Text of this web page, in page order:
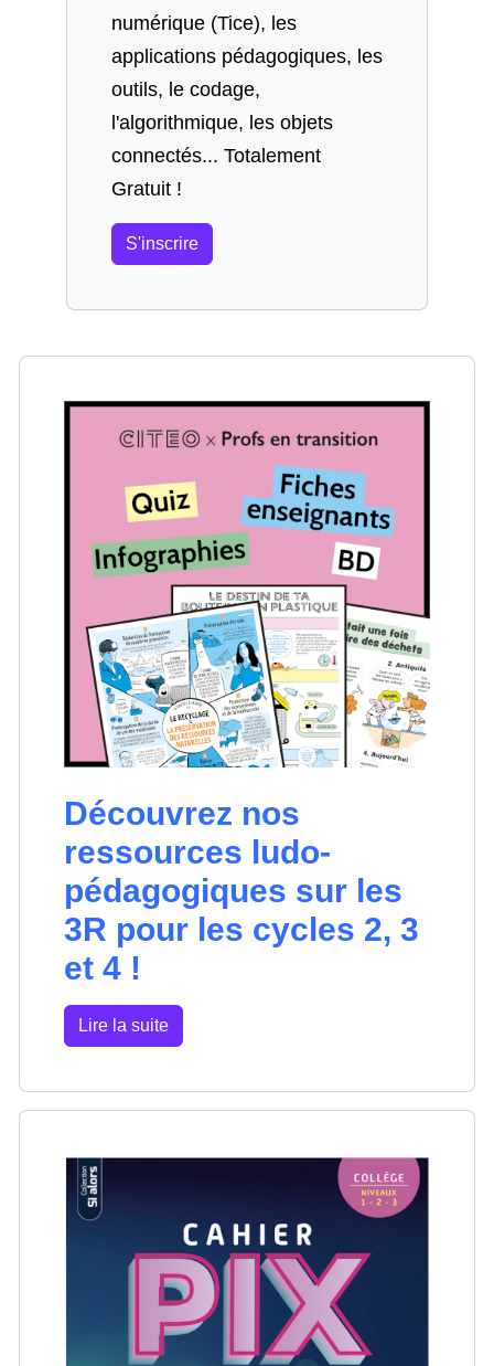
numérique (Tice), les
applications pédagogiques, les
outils, le codage,
l'algorithmique, les objets
connectés... Totalement
Gratuit !
S'inscrire
Découvrez nos
ressources ludo-
pédagogiques sur les
3R pour les cycles 2, 3
et 4 !
Lire la suite